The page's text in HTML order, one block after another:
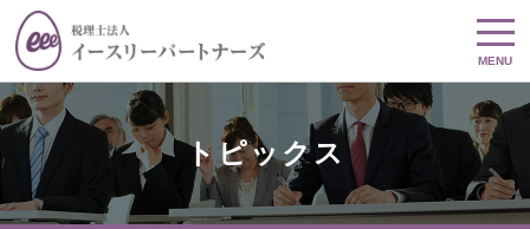
MENU
トピックス